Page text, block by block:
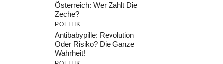
Österreich: Wer Zahlt Die
Zeche?
POLITIK
Antibabypille: Revolution
Oder Risiko? Die Ganze
Wahrheit!